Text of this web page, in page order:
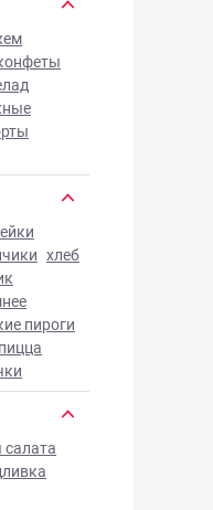
хлеб
пироги
пицца
салата